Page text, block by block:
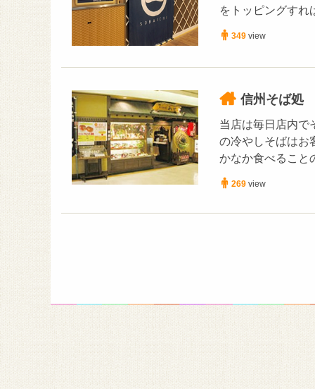
をトッピングす
349 view
信州そば処
当店は毎日店内で
の冷やしそばはお
かなか食べること
269 view